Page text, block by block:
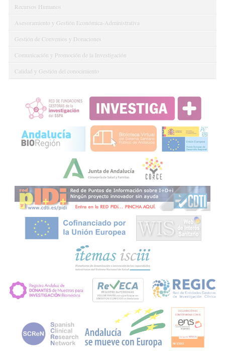
Recursos Humanos
Asesoramiento y Gestión Económica-Administrativa
Gestión de Convenios y Donaciones
Comunicación y Promoción de la Investigación
Calidad y Gestión del conocimiento